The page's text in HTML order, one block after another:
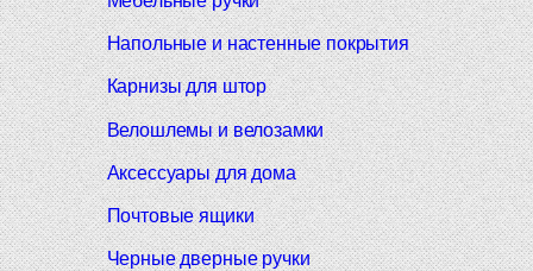
Напольные и настенные покрытия
Карнизы для штор
Велошлемы и велозамки
Аксессуары для дома
Почтовые ящики
Черные дверные ручки